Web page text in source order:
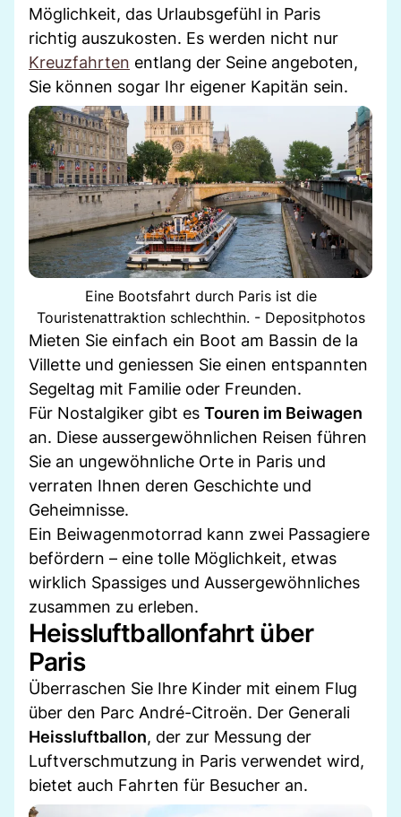
Möglichkeit, das Urlaubsgefühl in Paris
richtig auszukosten. Es werden nicht nur
Kreuzfahrten entlang der Seine angeboten,
Sie können sogar Ihr eigener Kapitän sein.
Eine Bootsfahrt durch Paris ist die
Touristenattraktion schlechthin. - Depositphotos
Mieten Sie einfach ein Boot am Bassin de la
Villette und geniessen Sie einen entspannten
Segeltag mit Familie oder Freunden.
Für Nostalgiker gibt es Touren im Beiwagen
an. Diese aussergewöhnlichen Reisen führen
Sie an ungewöhnliche Orte in Paris und
verraten Ihnen deren Geschichte und
Geheimnisse.
Ein Beiwagenmotorrad kann zwei Passagiere
befördern – eine tolle Möglichkeit, etwas
wirklich Spassiges und Aussergewöhnliches
zusammen zu erleben.
Heissluftballonfahrt über
Paris
Überraschen Sie Ihre Kinder mit einem Flug
über den Parc André-Citroën. Der Generali
Heissluftballon, der zur Messung der
Luftverschmutzung in Paris verwendet wird,
bietet auch Fahrten für Besucher an.